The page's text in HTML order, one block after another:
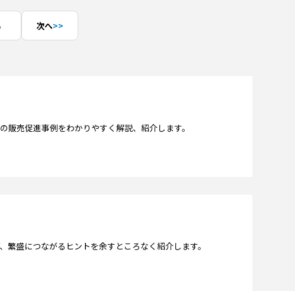
次へ
売促進事例をわかりやすく解説、紹介します。
盛につながるヒントを余すところなく紹介します。